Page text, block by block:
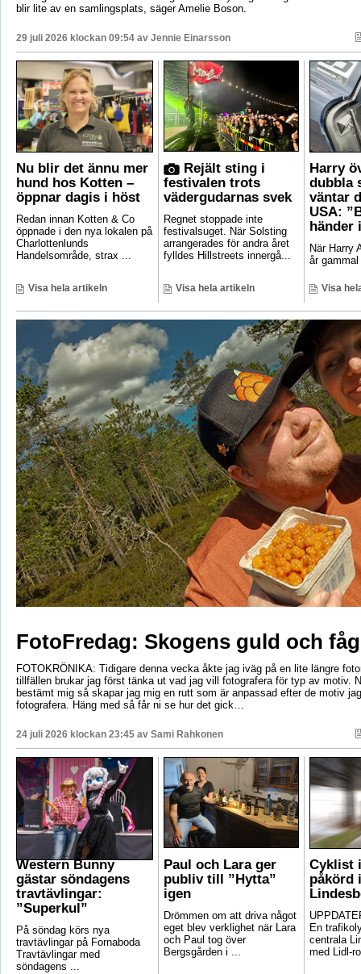
blir lite av en samlingsplats, säger Amelie Boson.
29 juli 2026 klockan 09:54 av Jennie Einarsson
Nu blir det ännu mer
hund hos Kotten –
öppnar dagis i höst
Redan innan Kotten & Co
öppnade i den nya lokalen på
Charlottenlunds
Handelsområde, strax ...
Visa hela artikeln
Rejält sting i
festivalen trots
vädergudarnas svek
Regnet stoppade inte
festivalsuget. När Solsting
arrangerades för andra året
fylldes Hillstreets innergå...
Visa hela artikeln
Harry
dubbla
väntar
USA:
händer
När Harry
år
Visa
FotoFredag: Skogens guld och
FOTOKRÖNIKA: Tidigare denna vecka åkte jag iväg på en lite längre
tillfällen brukar jag först tänka ut vad jag vill fotografera för typ av motiv.
bestämt mig så skapar jag mig en rutt som är anpassad efter de motiv
fotografera. Häng med så får ni se hur det gick…
24 juli 2026 klockan 23:45 av Sami Rahkonen
Western Bunny
gästar söndagens
travtävlingar:
”Superkul”
På söndag körs nya
travtävlingar på Fornaboda
Travtävlingar med
söndagens ...
Paul och Lara ger
publiv till ”Hytta”
igen
Drömmen om att driva något
eget blev verklighet när Lara
och Paul tog över
Bergsgården i ...
Cyklist
påkörd
En
centrala
med Lidl-